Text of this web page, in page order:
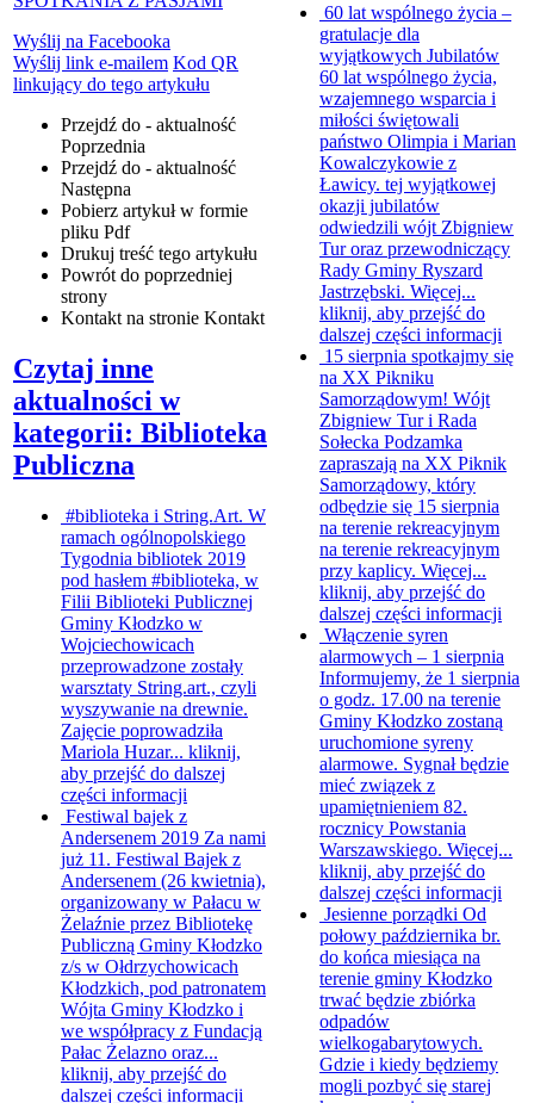
Wyślij na Facebooka
Wyślij link e-mailem Kod QR
linkujący do tego artykułu
Przejdź do - aktualność
Poprzednia
Przejdź do - aktualność
Następna
Pobierz artykuł w formie
pliku Pdf
Drukuj treść tego artykułu
Powrót do poprzedniej
strony
Kontakt na stronie Kontakt
Czytaj inne
aktualności w
kategorii: Biblioteka
Publiczna
#biblioteka i String.Art. W
ramach ogólnopolskiego
Tygodnia bibliotek 2019
pod hasłem #biblioteka, w
Filii Biblioteki Publicznej
Gminy Kłodzko w
Wojciechowicach
przeprowadzone zostały
warsztaty String.art., czyli
wyszywanie na drewnie.
Zajęcie poprowadziła
Mariola Huzar... kliknij,
aby przejść do dalszej
części informacji
Festiwal bajek z
Andersenem 2019 Za nami
już 11. Festiwal Bajek z
Andersenem (26 kwietnia),
organizowany w Pałacu w
Żelaźnie przez Bibliotekę
Publiczną Gminy Kłodzko
z/s w Ołdrzychowicach
Kłodzkich, pod patronatem
Wójta Gminy Kłodzko i
we współpracy z Fundacją
Pałac Żelazno oraz...
kliknij, aby przejść do
dalszej części informacji
60 lat wspólnego życia –
gratulacje dla
wyjątkowych Jubilatów
60 lat wspólnego życia,
wzajemnego wsparcia i
miłości świętowali
państwo Olimpia i Marian
Kowalczykowie z
Ławicy. tej wyjątkowej
okazji jubilatów
odwiedzili wójt Zbigniew
Tur oraz przewodniczący
Rady Gminy Ryszard
Jastrzębski. Więcej...
kliknij, aby przejść do
dalszej części informacji
15 sierpnia spotkajmy się
na XX Pikniku
Samorządowym! Wójt
Zbigniew Tur i Rada
Sołecka Podzamka
zapraszają na XX Piknik
Samorządowy, który
odbędzie się 15 sierpnia
na terenie rekreacyjnym
na terenie rekreacyjnym
przy kaplicy. Więcej...
kliknij, aby przejść do
dalszej części informacji
Włączenie syren
alarmowych – 1 sierpnia
Informujemy, że 1 sierpnia
o godz. 17.00 na terenie
Gminy Kłodzko zostaną
uruchomione syreny
alarmowe. Sygnał będzie
mieć związek z
upamiętnieniem 82.
rocznicy Powstania
Warszawskiego. Więcej...
kliknij, aby przejść do
dalszej części informacji
Jesienne porządki Od
połowy października br.
do końca miesiąca na
terenie gminy Kłodzko
trwać będzie zbiórka
odpadów
wielkogabarytowych.
Gdzie i kiedy będziemy
mogli pozbyć się starej